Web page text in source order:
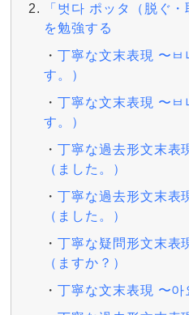
「벗다 ポッタ（脱ぐ
を勉強する
丁寧な文末表現 〜
す。）
丁寧な文末表現 〜
す。）
丁寧な過去形文末表
（ました。）
丁寧な過去形文末表
（ました。）
丁寧な疑問形文末表
（ますか？）
丁寧な文末表現 〜아